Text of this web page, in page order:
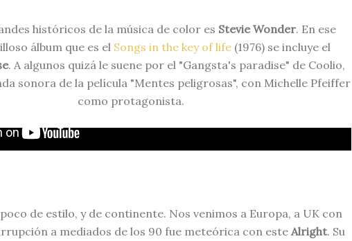
históricos de la música de color es Stevie Wonder. En ese
álbum que es el Songs in the key of life(1976) se incluye el
. A algunos quizá le suene por el "Gangsta's paradise" de Coolio,
sonora de la película "Mentes peligrosas", con Michelle Pfeiffer
como protagonista.
de estilo, y de continente. Nos venimos a Europa, a UK con
a mediados de los 90 fue meteórica con este Alright. Su